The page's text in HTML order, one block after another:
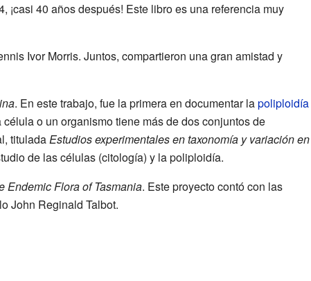
40 años después! Este libro es una referencia muy
Ivor Morris. Juntos, compartieron una gran amistad y
. En este trabajo, fue la primera en documentar lapoliploidía
o un organismo tiene más de dos conjuntos de
tituladaEstudios experimentales en taxonomía y variación en
de las células (citología) y la poliploidía.
Endemic Flora of Tasmania. Este proyecto contó con las
John Reginald Talbot.